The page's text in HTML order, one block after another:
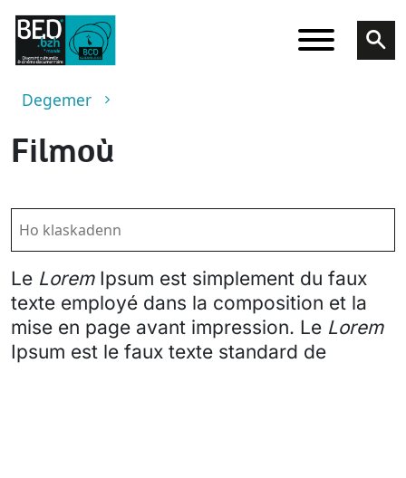
Skip to main content
Breadcrumb
Degemer
Filmoù
Le LoremIpsum est simplement du faux
texte employé dans la composition et la
mise en page avant impression. Le Lorem
Ipsum est le faux texte standard de